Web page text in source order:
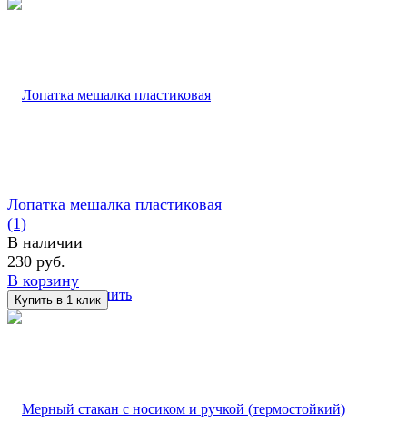
избранное сравнить
Лопатка мешалка пластиковая
(1)
В наличии
230 руб.
В корзину